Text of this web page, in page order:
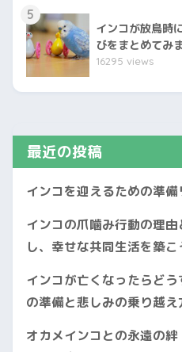
5
インコが放鳥時
びをまとめてみ
16295 views
最近の投稿
インコを迎えるための準備
インコの爪噛み行動の理
し、幸せな共同生活を築こ
インコが亡くなったらど
の準備と悲しみの乗り越え
オカメインコとの永遠の